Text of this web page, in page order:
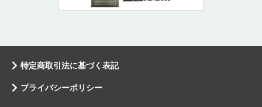
特定商取引法に基づく表記
プライバシーポリシー